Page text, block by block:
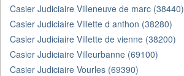
Casier Judiciaire Villeneuve de marc (38440)
Casier Judiciaire Villette d anthon (38280)
Casier Judiciaire Villette de vienne (38200)
Casier Judiciaire Villeurbanne (69100)
Casier Judiciaire Vourles (69390)